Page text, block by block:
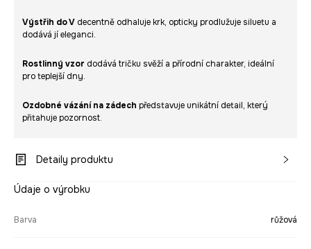
Výstřih do V decentně odhaluje krk, opticky prodlužuje siluetu a
dodává jí eleganci.
Rostlinný vzor dodává tričku svěží a přírodní charakter, ideální
pro teplejší dny.
Ozdobné vázání na zádech představuje unikátní detail, který
přitahuje pozornost.
Detaily produktu
Údaje o výrobku
Barva růžová